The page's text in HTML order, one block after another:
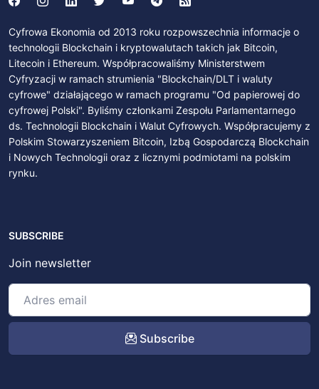
Cyfrowa Ekonomia od 2013 roku rozpowszechnia informacje o
technologii Blockchain i kryptowalutach takich jak Bitcoin,
Litecoin i Ethereum. Współpracowaliśmy Ministerstwem
Cyfryzacji w ramach strumienia "Blockchain/DLT i waluty
cyfrowe" działającego w ramach programu "Od papierowej do
cyfrowej Polski". Byliśmy członkami Zespołu Parlamentarnego
ds. Technologii Blockchain i Walut Cyfrowych. Współpracujemy z
Polskim Stowarzyszeniem Bitcoin, Izbą Gospodarczą Blockchain
i Nowych Technologii oraz z licznymi podmiotami na polskim
rynku.
SUBSCRIBE
Join newsletter
Subscribe